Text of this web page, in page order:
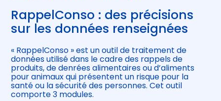
RappelConso : des précisions
sur les données renseignées
« RappelConso » est un outil de traitement de
données utilisé dans le cadre des rappels de
produits, de denrées alimentaires ou d’aliments
pour animaux qui présentent un risque pour la
santé ou la sécurité des personnes. Cet outil
comporte 3 modules.